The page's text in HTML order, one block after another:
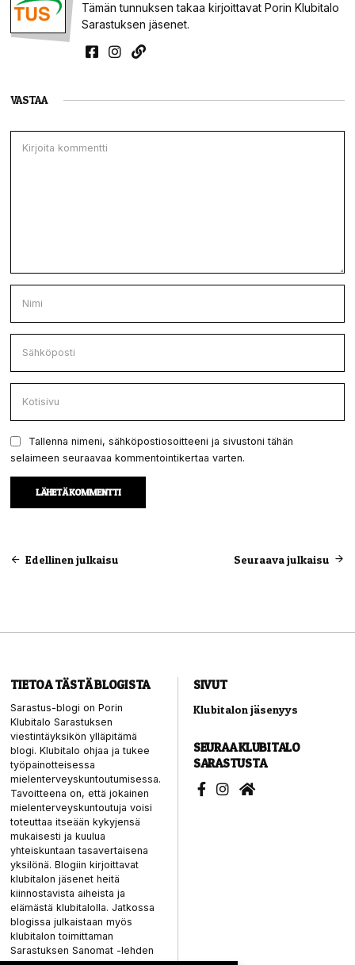
Tämän tunnuksen takaa kirjoittavat Porin Klubitalo
Sarastuksen jäsenet.
VASTAA
Tallenna nimeni, sähköpostiosoitteeni ja sivustoni tähän
selaimeen seuraavaa kommentointikertaa varten.
Artikkelien
Edellinen julkaisu Seuraava julkaisu
TIETOA TÄSTÄ BLOGISTA
Sarastus-blogi on Porin
Klubitalo Sarastuksen
viestintäyksikön ylläpitämä
blogi. Klubitalo ohjaa ja tukee
työpainotteisessa
mielenterveyskuntoutumisessa.
Tavoitteena on, että jokainen
mielenterveyskuntoutuja voisi
toteuttaa itseään kykyjensä
mukaisesti ja kuulua
yhteiskuntaan tasavertaisena
yksilönä. Blogiin kirjoittavat
klubitalon jäsenet heitä
kiinnostavista aiheista ja
elämästä klubitalolla. Jatkossa
blogissa julkaistaan myös
klubitalon toimittaman
Sarastuksen Sanomat -lehden
SIVUT
Klubitalon jäsenyys
SEURAA KLUBITALO
SARASTUSTA